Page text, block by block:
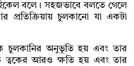
বলে। সহজভাবে বলতে গেলে
প্রতিক্রিয়ায় চুলকানো যা একটা
চুলকানির অনুভূতি হয় এবং তার
ত্বকের আরও ক্ষতি হয় এবং তার